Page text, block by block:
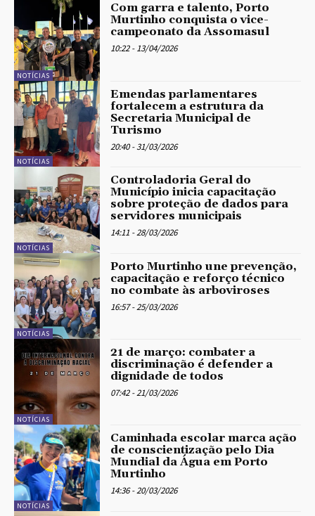
NOTÍCIAS
Com garra e talento, Porto
Murtinho conquista o vice-
campeonato da Assomasul
10:22 - 13/04/2026
NOTÍCIAS
Emendas parlamentares
fortalecem a estrutura da
Secretaria Municipal de
Turismo
20:40 - 31/03/2026
NOTÍCIAS
Controladoria Geral do
Município inicia capacitação
sobre proteção de dados para
servidores municipais
14:11 - 28/03/2026
NOTÍCIAS
Porto Murtinho une prevenção,
capacitação e reforço técnico
no combate às arboviroses
16:57 - 25/03/2026
NOTÍCIAS
21 de março: combater a
discriminação é defender a
dignidade de todos
07:42 - 21/03/2026
NOTÍCIAS
Caminhada escolar marca ação
de conscientização pelo Dia
Mundial da Água em Porto
Murtinho
14:36 - 20/03/2026